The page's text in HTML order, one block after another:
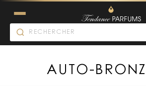
AUTO-